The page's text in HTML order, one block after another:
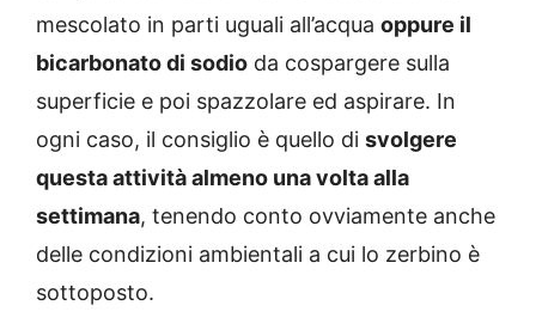
mescolato in parti uguali all’acqua oppure il
bicarbonato di sodio da cospargere sulla
superficie e poi spazzolare ed aspirare. In
ogni caso, il consiglio è quello di svolgere
questa attività almeno una volta alla
settimana, tenendo conto ovviamente anche
delle condizioni ambientali a cui lo zerbino è
sottoposto.